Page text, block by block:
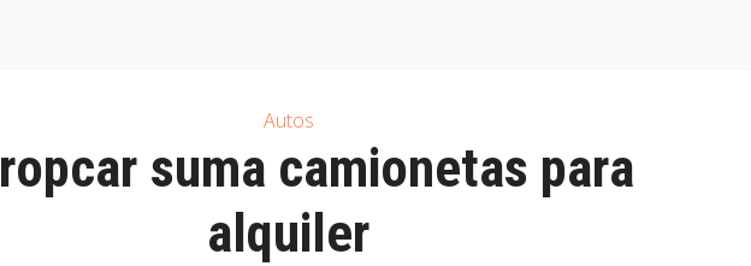
Autos
suma camionetas para
alquiler